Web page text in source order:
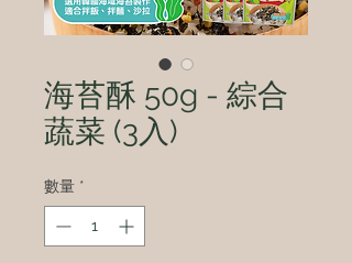
海苔酥 50g - 綜合
蔬菜 (3入)
數量 *